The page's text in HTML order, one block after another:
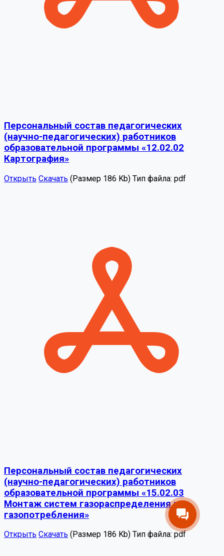
Персональный состав педагогических
(научно-педагогических) работников
образовательной программы «12.02.02
Картография»
Открыть Скачать (Размер 186 Kb) Тип файла: pdf
Персональный состав педагогических
(научно-педагогических) работников
образовательной программы «15.02.03
Монтаж систем газораспределения и
газопотребления»
Открыть Скачать (Размер 186 Kb) Тип файла: pdf